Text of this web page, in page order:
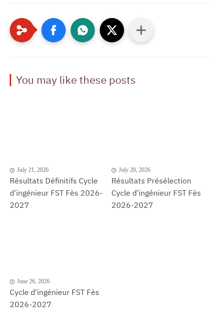
You may like these posts
July 21, 2026
Résultats Définitifs Cycle
d'ingénieur FST Fès 2026-
2027
July 20, 2026
Résultats Présélection
Cycle d'ingénieur FST Fès
2026-2027
June 26, 2026
Cycle d'ingénieur FST Fès
2026-2027